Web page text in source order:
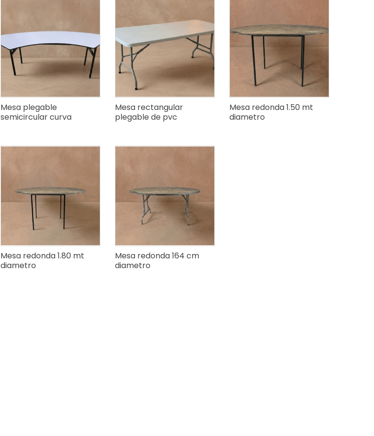
Mesa plegable
semicircular curva
Mesa rectangular
plegable de pvc
Mesa redonda 1.50 mt
diametro
Mesa redonda 1.80 mt
diametro
Mesa redonda 164 cm
diametro